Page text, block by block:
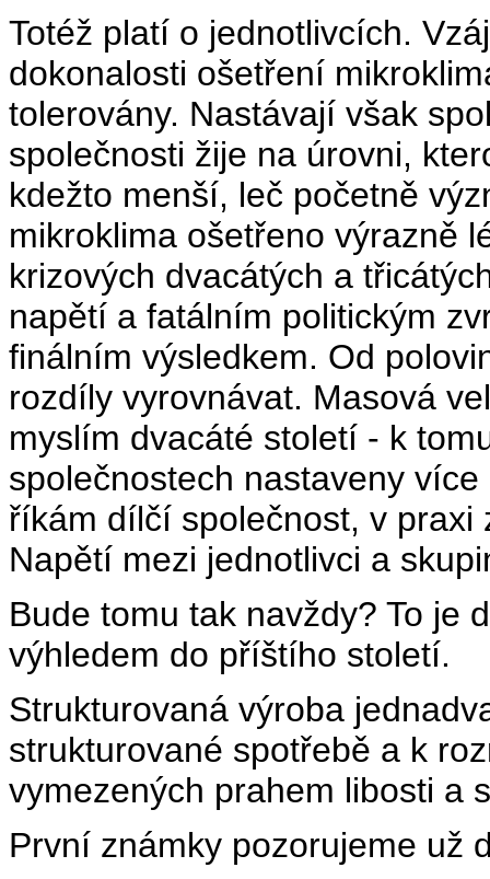
Totéž platí o jednotlivcích.
dokonalosti ošetření
tolerovány. Nastávají však
společnosti žije na úrovni,
kdežto menší, leč početně
mikroklima ošetřeno výrazně
krizových dvacátých a
napětí a fatálním politickým
finálním výsledkem. Od
rozdíly vyrovnávat. Masová
myslím dvacáté století - k
společnostech nastaveny
říkám dílčí společnost, v praxi
Napětí mezi jednotlivci a
Bude tomu tak navždy? To je
výhledem do příštího století.
Strukturovaná výroba
strukturované spotřebě a k
vymezených prahem libosti a
První známky pozorujeme už